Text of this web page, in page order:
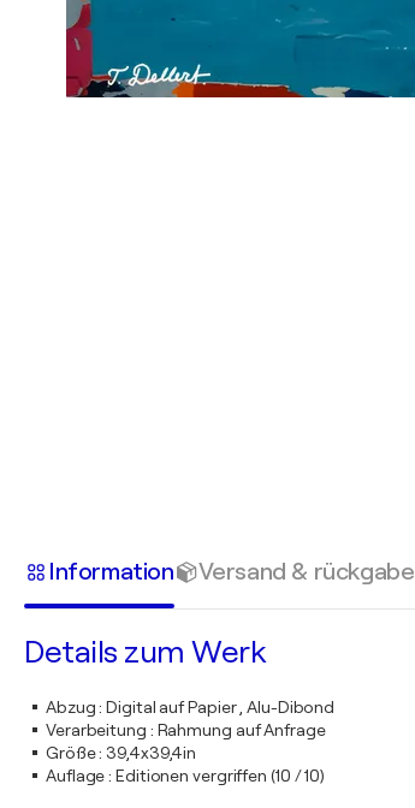
Information Versand & rückgabe
Details zum Werk
Abzug:Digital auf Papier , Alu-Dibond
Verarbeitung : Rahmung auf Anfrage
Größe: 39,4x39,4in
Auflage:Editionen vergriffen (10 / 10)